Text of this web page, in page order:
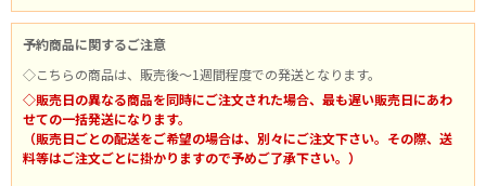
予約商品に関するご注意
◇こちらの商品は、販売後～1週間程度での発送となります。
◇販売日の異なる商品を同時にご注文された場合、最も遅い販売日にあわ
せての一括発送になります。
（販売日ごとの配送をご希望の場合は、別々にご注文下さい。その際、送
料等はご注文ごとに掛かりますので予めご了承下さい。）